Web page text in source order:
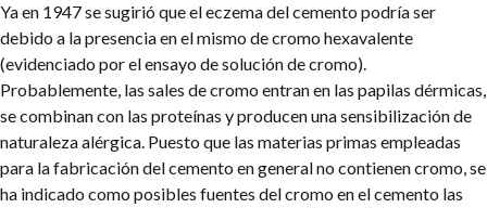
Ya en 1947 se sugirió que el eczema del cemento podría ser
debido a la presencia en el mismo de cromo hexavalente
(evidenciado por el ensayo de solución de cromo).
Probablemente, las sales de cromo entran en las papilas dérmicas,
se combinan con las proteínas y producen una sensibilización de
naturaleza alérgica. Puesto que las materias primas empleadas
para la fabricación del cemento en general no contienen cromo, se
ha indicado como posibles fuentes del cromo en el cemento las